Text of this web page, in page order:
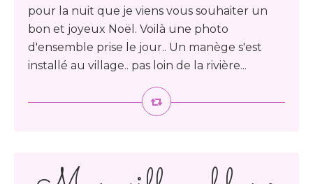
pour la nuit que je viens vous souhaiter un
bon et joyeux Noël. Voilà une photo
d'ensemble prise le jour.. Un manège s'est
installé au village.. pas loin de la rivière...